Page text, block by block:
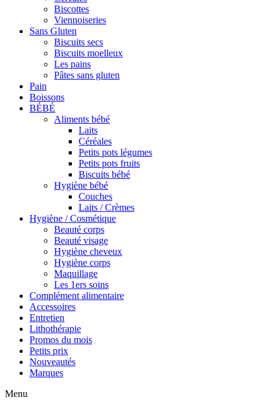
Biscottes
Viennoiseries
Sans Gluten
Biscuits secs
Biscuits moelleux
Les pains
Pâtes sans gluten
Pain
Boissons
BÉBÉ
Aliments bébé
Laits
Céréales
Petits pots légumes
Petits pots fruits
Biscuits bébé
Hygiène bébé
Couches
Laits / Crèmes
Hygiène / Cosmétique
Beauté corps
Beauté visage
Hygiène cheveux
Hygiène corps
Maquillage
Les 1ers soins
Complément alimentaire
Accessoires
Entretien
Lithothérapie
Promos du mois
Petits prix
Nouveautés
Marques
Menu